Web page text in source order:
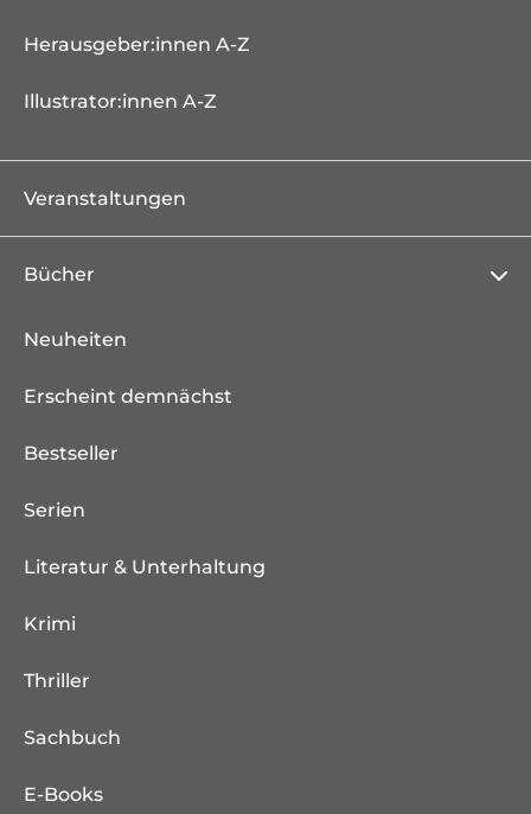
Herausgeber:innen A-Z
Illustrator:innen A-Z
Veranstaltungen
Bücher
Neuheiten
Erscheint demnächst
Bestseller
Serien
Literatur & Unterhaltung
Krimi
Thriller
Sachbuch
E-Books